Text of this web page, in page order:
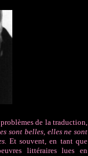
de la traduction,
sont belles, elles ne sont
Et souvent, en tant que
littéraires lues en